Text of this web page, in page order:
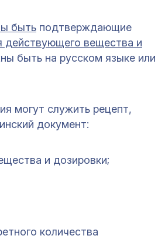
быть подтверждающие
действующего вещества и
быть на русском языке или
могут служить рецепт,
документ:
и дозировки;
количества